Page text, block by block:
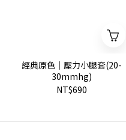
經典原色｜壓力小腿套(20-
30mmhg)
NT$690